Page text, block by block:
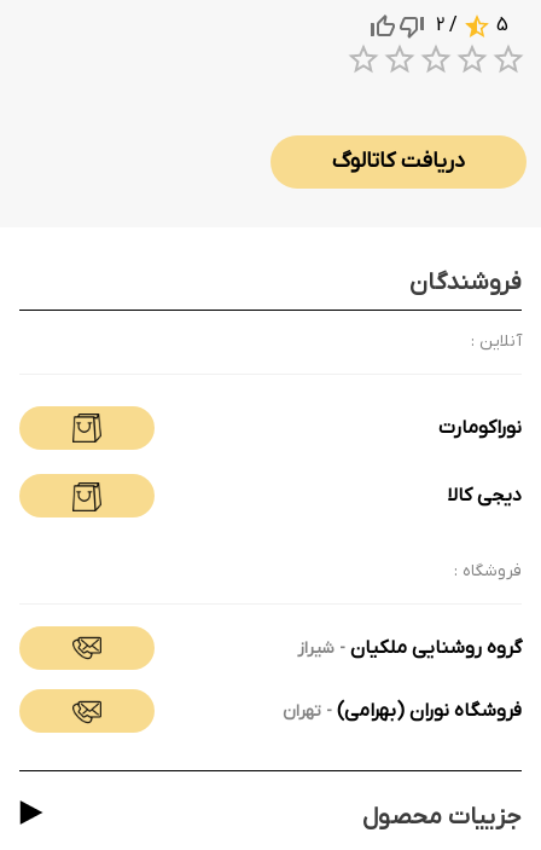
5
/ 2
دریافت کاتالوگ
فروشندگان
آنلاین :
نوراکومارت
دیجی کالا
فروشگاه :
گروه روشنایی ملکیان - شیراز
فروشگاه نوران (بهرامی) - تهران
جزییات محصول